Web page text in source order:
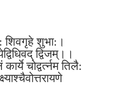
शिवगृहे शुभा:।
द्विजम्।।
चोद्वर्त्नम तिलै: